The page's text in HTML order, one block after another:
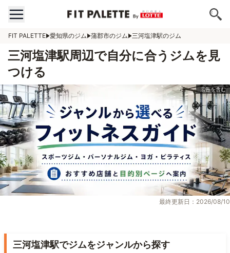
FIT PALETTE 愛知県のジム 蒲郡市のジム 三河塩津駅のジム
三河塩津駅周辺で自分に合うジムを見
つける
最終更新日：2026/08/10
三河塩津駅でジムをジャンルから探す